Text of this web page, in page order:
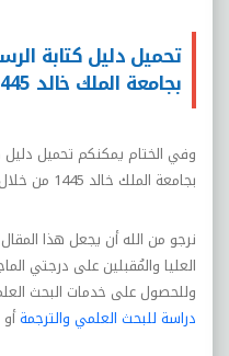
تحميل دليل كتابة
بجامعة الملك خالد 1445
وفي الختام يمكنكم تحميل دليل
بجامعة الملك خالد 1445 من خلال الضغط
نرجو من الله أن يجعل هذا
العليا والمُقبلين على درجتي
وللحصول على خدمات البحث
دراسة للبحث العلمي والترجمة